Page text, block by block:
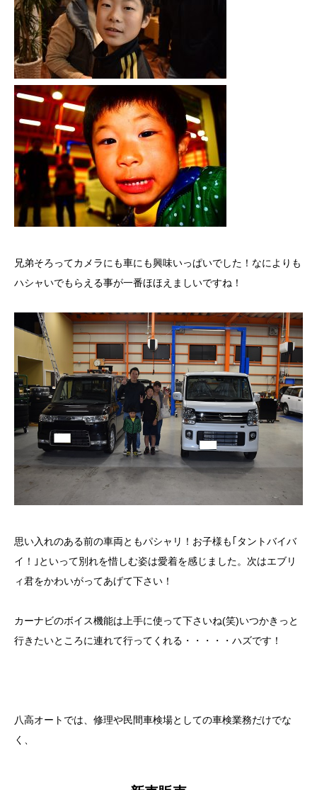
兄弟そろってカメラにも車にも興味いっぱいでした！なによりも
ハシャいでもらえる事が一番ほほえましいですね！
思い入れのある前の車両ともパシャリ！お子様も｢タントバイバ
イ！｣といって別れを惜しむ姿は愛着を感じました。次はエブリ
ィ君をかわいがってあげて下さい！
カーナビのボイス機能は上手に使って下さいね(笑)いつかきっと
行きたいところに連れて行ってくれる・・・・・ハズです！
八高オートでは、修理や民間車検場としての車検業務だけでな
く、